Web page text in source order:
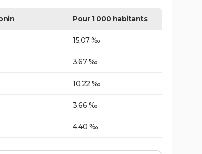
Pour 1 000 habitants
15,07 ‰
3,67 ‰
10,22 ‰
3,66 ‰
4,40 ‰